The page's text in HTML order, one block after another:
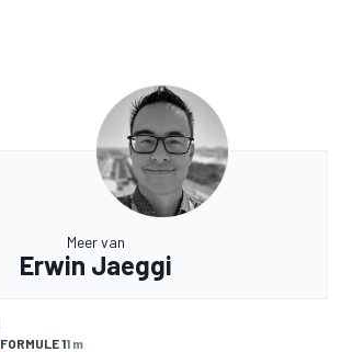
Meer van
Erwin Jaeggi
FORMULE 11 m